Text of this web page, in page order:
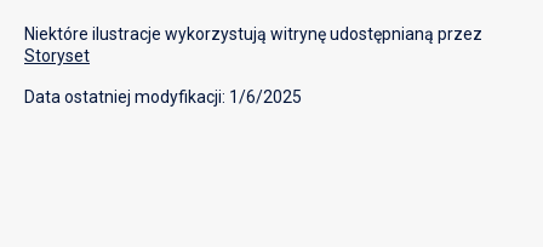
Niektóre ilustracje wykorzystują witrynę udostępnianą przez
Storyset
Data ostatniej modyfikacji: 1/6/2025